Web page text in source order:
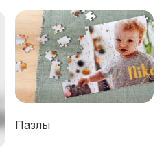
Пазлы